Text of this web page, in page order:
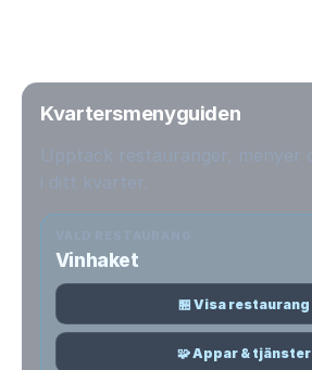
Kvartersmenyguiden
Vinhaket
🏪 Visa restaurang
🧩 Appar & tjänster